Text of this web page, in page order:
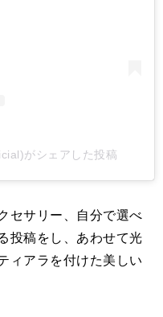
がシェアした投稿
セサリー、自分で選べ
投稿をし、あわせて光
ィアラを付けた美しい